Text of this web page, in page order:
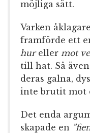
möjliga sätt.
Varken
framförde ett
hureller mot
till hat. Så
deras galna,
inte brutit mot
Det enda
skapade en